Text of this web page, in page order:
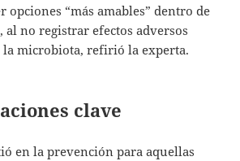
opciones “más amables” dentro de
al no registrar efectos adversos
microbiota, refirió la experta.
clave
en la prevención para aquellas